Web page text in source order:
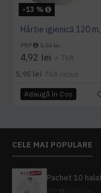
-13 %
PRP 5,66 lei
4,92 lei + TVA
5,95 lei TVA inclus
Adaugă în Coş
CELE MAI POPULARE